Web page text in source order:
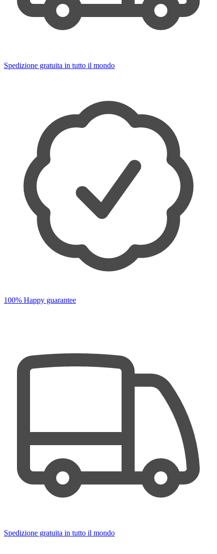
Spedizione gratuita in tutto il mondo
100% Happy guarantee
Spedizione gratuita in tutto il mondo